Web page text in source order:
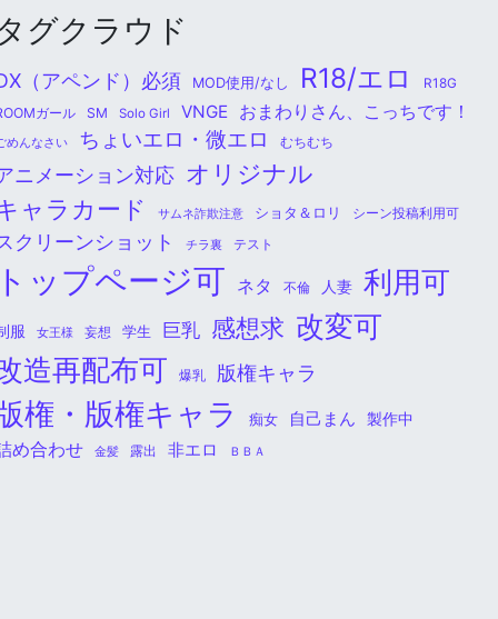
グクラウド
（アペンド）必須 MOD使用/なし R18/エロ R18G
ガール SM Solo Girl VNGE おまわりさん、こっちです！
めんなさい ちょいエロ・微エロ むちむち
ニメーション対応 オリジナル
ャラカード
サムネ詐欺注意 ショタ＆ロリ シーン投稿利用可
クリーンショット チラ裏 テスト
トップページ可 ネタ 不倫 人妻 利用可
服 女王様 妄想 学生 巨乳 感想求 改変可
造再配布可 爆乳 版権キャラ
権・版権キャラ 痴女 自己まん 製作中
め合わせ 金髪 露出 非エロ ＢＢＡ